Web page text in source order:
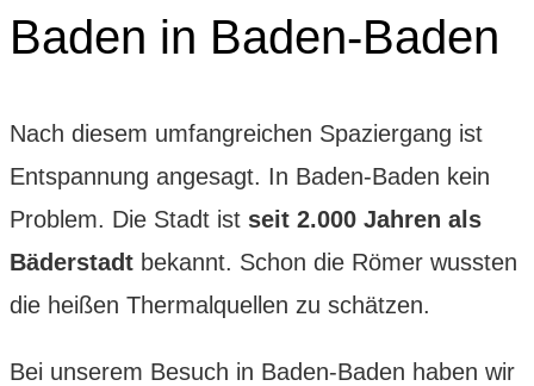
Baden in Baden-Baden
Nach diesem umfangreichen Spaziergang ist
Entspannung angesagt. In Baden-Baden kein
Problem. Die Stadt ist seit 2.000 Jahren als
Bäderstadt bekannt. Schon die Römer wussten
die heißen Thermalquellen zu schätzen.
Bei unserem Besuch in Baden-Baden haben wir